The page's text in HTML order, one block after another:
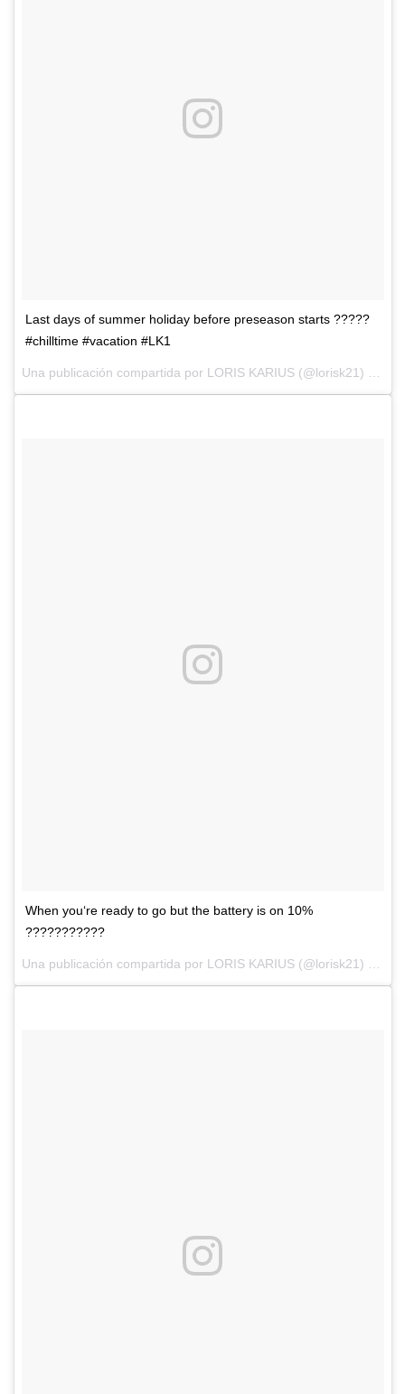
Last days of summer holiday before preseason starts ?????
#chilltime #vacation #LK1
Una publicación compartida por LORIS KARIUS(@lorisk21) el
When you‘re ready to go but the battery is on 10%
???????????
Una publicación compartida por LORIS KARIUS(@lorisk21) el